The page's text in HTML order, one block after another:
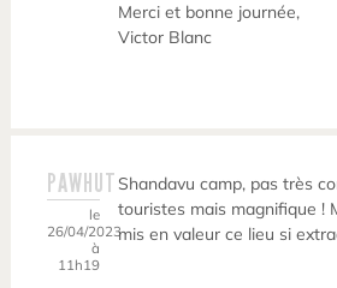
Merci et bonne journée,
Victor Blanc
PAWHUT
le
26/04/2023
à
11h19
Shandavu camp, pas très
touristes mais magnifique !
mis en valeur ce lieu si